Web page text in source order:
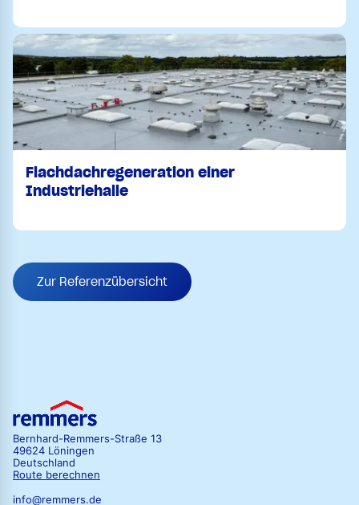
Flachdachregeneration einer
Industriehalle
Zur Referenzübersicht
Bernhard-Remmers-Straße 13
49624 Löningen
Deutschland
Route berechnen
info@remmers.de